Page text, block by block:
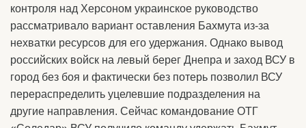
контроля над Херсоном украинское руководство
рассматривало вариант оставления Бахмута из-за
нехватки ресурсов для его удержания. Однако вывод
российских войск на левый берег Днепра и заход ВСУ в
город без боя и фактически без потерь позволил ВСУ
перераспределить уцелевшие подразделения на
другие направления. Сейчас командование ОТГ